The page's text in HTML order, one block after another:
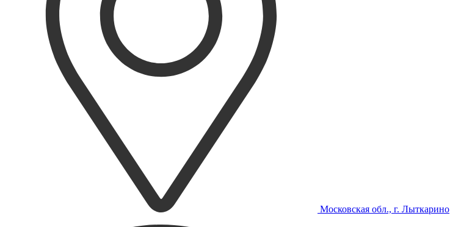
Московская обл., г. Лыткарино